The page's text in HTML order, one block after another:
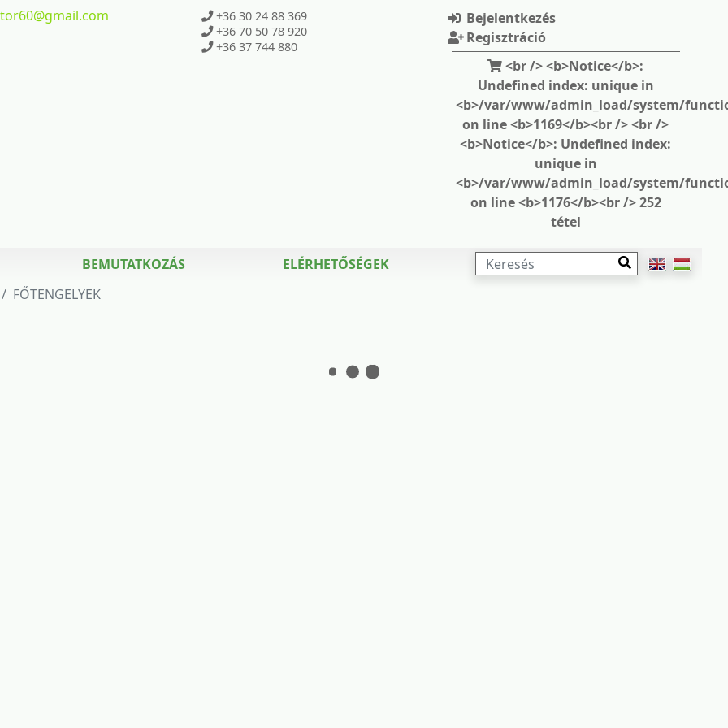
@gmail.com
+36 30 24 88 369
+36 70 50 78 920
+36 37 744 880
Bejelentkezés
Regisztráció
<br /> <b>Notice</b>:
Undefined index: unique in
<b>/var/www/admin_load/system/
on line <b>1169</b><br /> <br />
<b>Notice</b>: Undefined index:
unique in
<b>/var/www/admin_load/system/
on line <b>1176</b><br /> 252
tétel
BEMUTATKOZÁS ELÉRHETŐSÉGEK
KERESÉS
FŐTENGELYEK